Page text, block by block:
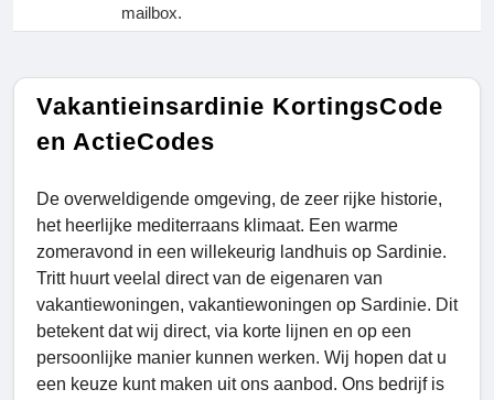
mailbox.
Vakantieinsardinie KortingsCode
en ActieCodes
De overweldigende omgeving, de zeer rijke historie,
het heerlijke mediterraans klimaat. Een warme
zomeravond in een willekeurig landhuis op Sardinie.
Tritt huurt veelal direct van de eigenaren van
vakantiewoningen, vakantiewoningen op Sardinie. Dit
betekent dat wij direct, via korte lijnen en op een
persoonlijke manier kunnen werken. Wij hopen dat u
een keuze kunt maken uit ons aanbod. Ons bedrijf is